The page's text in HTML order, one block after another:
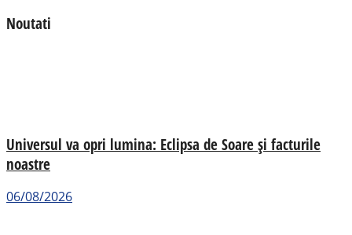
Noutati
Universul va opri lumina: Eclipsa de Soare și facturile
noastre
06/08/2026